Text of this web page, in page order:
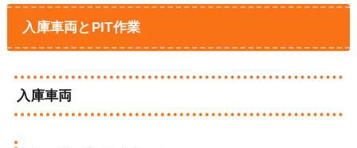
入庫車両とPIT作業
入庫車両